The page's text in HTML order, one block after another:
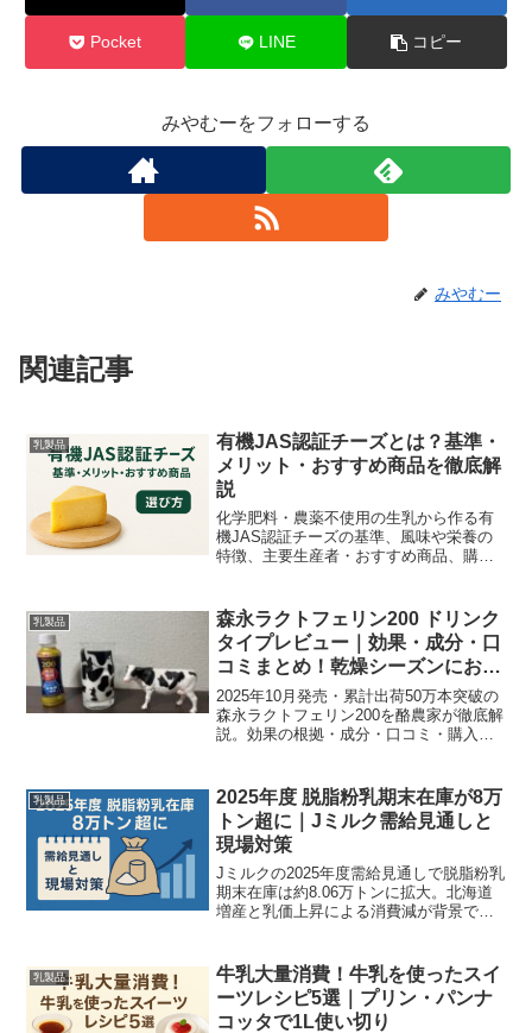
Pocket LINE コピー
みやむーをフォローする
みやむー
関連記事
乳製品
有機JAS認証チーズとは？基準・
メリット・おすすめ商品を徹底解
説
化学肥料・農薬不使用の生乳から作る有
機JAS認証チーズの基準、風味や栄養の
特徴、主要生産者・おすすめ商品、購
乳製品
森永ラクトフェリン200 ドリンク
タイプレビュー｜効果・成分・口
コミまとめ！乾燥シーズンにおす
すめ
2025年10月発売・累計出荷50万本突破の
森永ラクトフェリン200を酪農家が徹底解
説。効果の根拠・成分・口コミ・購入ガ
乳製品
2025年度 脱脂粉乳期末在庫が8万
トン超に｜Jミルク需給見通しと
現場対策
Jミルクの2025年度需給見通しで脱脂粉乳
期末在庫は約8.06万トンに拡大。北海道
増産と乳価上昇による消費減が背景で
す。
乳製品
牛乳大量消費！牛乳を使ったスイ
ーツレシピ5選｜プリン・パンナ
コッタで1L使い切り